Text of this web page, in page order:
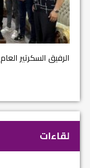
الرفيق السكرتير
لقاءات